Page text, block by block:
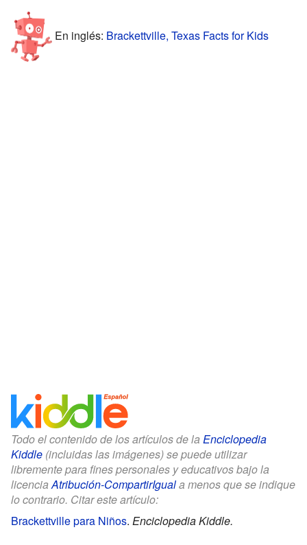
En inglés: Brackettville, Texas Facts for Kids
Todo el contenido de los artículos de la Enciclopedia
Kiddle (incluidas las imágenes) se puede utilizar
libremente para fines personales y educativos bajo la
licenciaAtribución-CompartirIguala menos que se indique
lo contrario. Citar este artículo:
Brackettville para Niños. Enciclopedia Kiddle.